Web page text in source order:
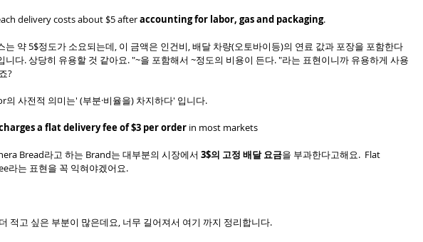
delivery costs about $5 after accounting for labor, gas and packaging.
는 약 5$정도가 소요되는데, 이 금액은 인건비, 배달 차량(오토바이등)의 연료 값과 포장을 포함한다
니다. 상당히 유용할 것 같아요. "~을 포함해서 ~정도의 비용이 든다. "라는 표현이니까 유용하게 사용
?
의 사전적 의미는' (부분·비율을) 차지하다' 입니다.
a flat delivery fee of $3 per order in most markets
Bread라고 하는 Brand는 대부분의 시장에서 3$의 고정 배달 요금을 부과한다고해요.  Flat
라는 표현을 꼭 익혀야겠어요.
적고 싶은 부분이 많은데요, 너무 길어져서 여기 까지 정리합니다.